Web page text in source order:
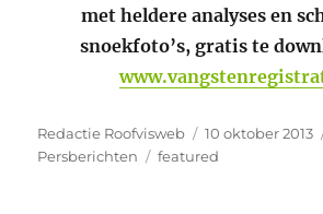
met heldere analyses en
snoekfoto’s, gratis te
Auteur
Redactie Roofvisweb
Geplaatst
op
10 oktober 2013
Persberichten
Tags
featured